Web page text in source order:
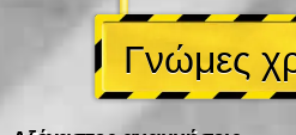
Γνώμες